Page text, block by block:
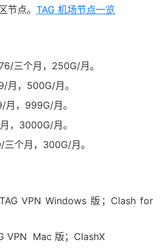
节点。 TAG 机场节点一览
三个月，250G/月。
月，500G/月。
，999G/月。
，3000G/月。
个月，300G/月。
VPN Windows 版；Clash for
VPN Mac 版；ClashX